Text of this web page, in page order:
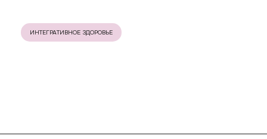
ИНТЕГРАТИВНОЕ ЗДОРОВЬЕ